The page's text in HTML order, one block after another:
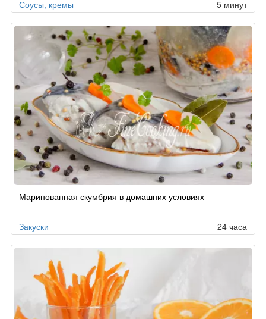
Соусы, кремы 5 минут
Маринованная скумбрия в домашних условиях
Закуски 24 часа